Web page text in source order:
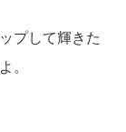
プして輝きた
。